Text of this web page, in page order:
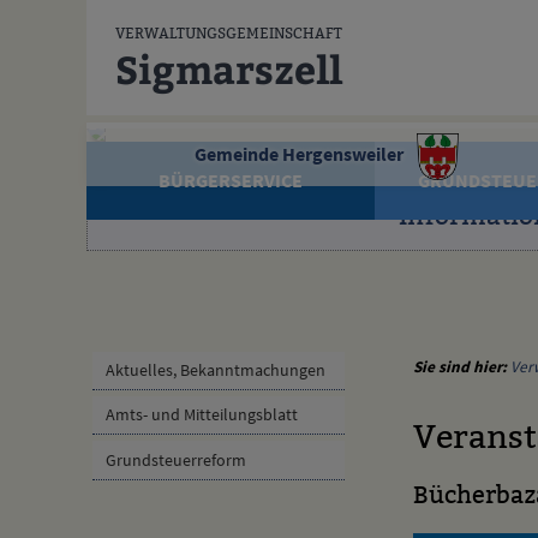
VERWALTUNGSGEMEINSCHAFT
Sigmarszell
Gemeinde Hergensweiler
BÜRGERSERVICE
Aktuelles, Bekanntmachungen
Amts- und Mitteilungsblatt
Grundsteuerreform
Sie sind hier: